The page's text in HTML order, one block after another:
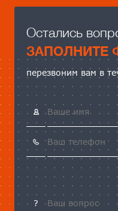
Остались
ЗАПОЛНИТЕ
перезвоним вам в